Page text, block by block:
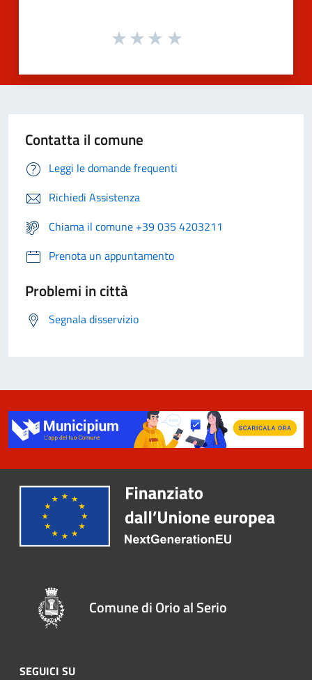
Contatta il comune
Leggi le domande frequenti
Richiedi Assistenza
Chiama il comune +39 035 4203211
Prenota un appuntamento
Problemi in città
Segnala disservizio
Comune di Orio al Serio
SEGUICI SU